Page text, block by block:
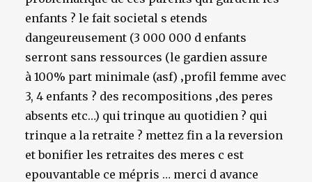
enfants ? le fait societal s etends
dangeureusement (3 000 000 d enfants
serront sans ressources (le gardien assure
à 100% part minimale (asf) ‚profil femme avec
3, 4 enfants ? des recompositions ‚des peres
absents etc…) qui trinque au quotidien ? qui
trinque a la retraite ? mettez fin a la reversion
et bonifier les retraites des meres c est
epouvantable ce mépris … merci d avance